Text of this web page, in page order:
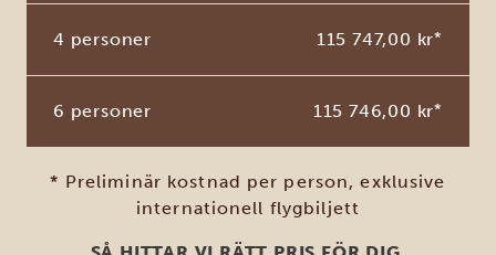
4 personer 115 747,00 kr*
6 personer 115 746,00 kr*
* Preliminär kostnad per person, exklusive
internationell flygbiljett